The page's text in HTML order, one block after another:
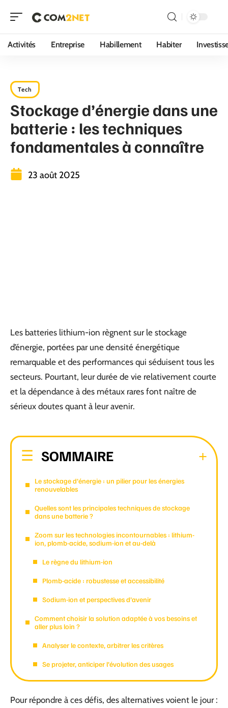
Activités Entreprise Habillement Habiter
Tech
Stockage d’énergie dans une
batterie : les techniques
fondamentales à connaître
23 août 2025
Les batteries lithium-ion règnent sur le stockage
d’énergie, portées par une densité énergétique
remarquable et des performances qui séduisent tous les
secteurs. Pourtant, leur durée de vie relativement courte
et la dépendance à des métaux rares font naître de
sérieux doutes quant à leur avenir.
SOMMAIRE
Le stockage d’énergie : un pilier pour les énergies
renouvelables
Quelles sont les principales techniques de stockage
dans une batterie ?
Zoom sur les technologies incontournables : lithium-
ion, plomb-acide, sodium-ion et au-delà
Le règne du lithium-ion
Plomb-acide : robustesse et accessibilité
Sodium-ion et perspectives d’avenir
Comment choisir la solution adaptée à vos besoins et
aller plus loin ?
Analyser le contexte, arbitrer les critères
Se projeter, anticiper l’évolution des usages
Pour répondre à ces défis, des alternatives voient le jour :